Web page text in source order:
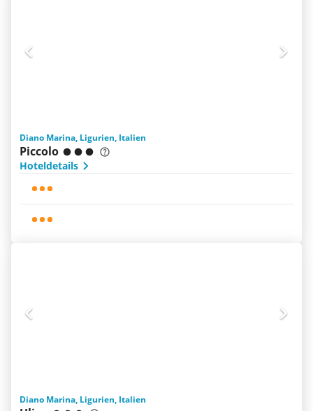
Diano Marina, Ligurien, Italien
Piccolo
Hoteldetails
Diano Marina, Ligurien, Italien